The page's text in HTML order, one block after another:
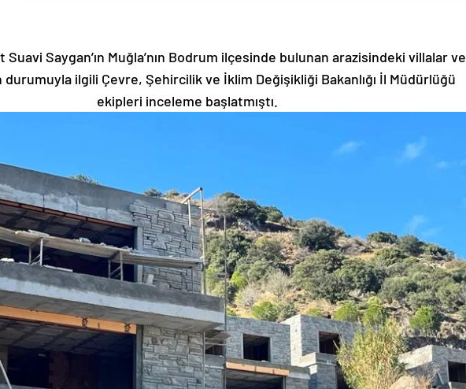
Suavi Saygan’ın Muğla’nın Bodrum ilçesinde bulunan arazisindeki villalar ve
durumuyla ilgili Çevre, Şehircilik ve İklim Değişikliği Bakanlığı İl Müdürlüğü
ekipleri inceleme başlatmıştı.